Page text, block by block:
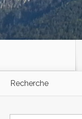
Recherche
Rechercher :